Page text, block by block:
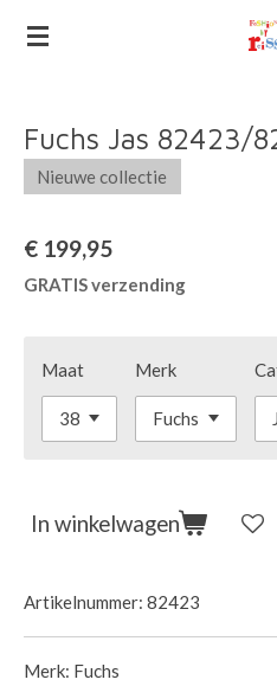
Ga
hoofdinhoud
Fuchs Jas 82423/
Nieuwe collectie
€ 199,95
GRATIS verzending
Maat Merk
In winkelwagen
Artikelnummer: 82423
Merk: Fuchs